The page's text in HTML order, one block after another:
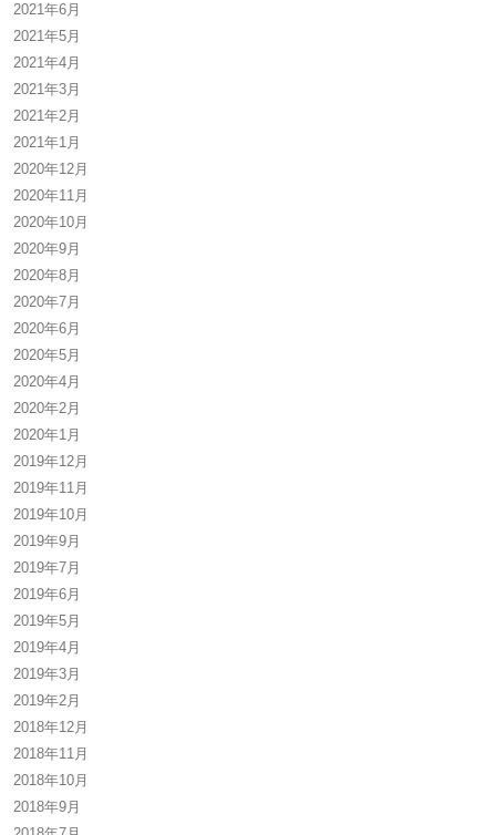
2021年6月
2021年5月
2021年4月
2021年3月
2021年2月
2021年1月
2020年12月
2020年11月
2020年10月
2020年9月
2020年8月
2020年7月
2020年6月
2020年5月
2020年4月
2020年2月
2020年1月
2019年12月
2019年11月
2019年10月
2019年9月
2019年7月
2019年6月
2019年5月
2019年4月
2019年3月
2019年2月
2018年12月
2018年11月
2018年10月
2018年9月